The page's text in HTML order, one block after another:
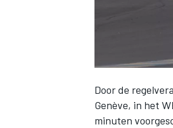
Door de
Genève, in het
minuten